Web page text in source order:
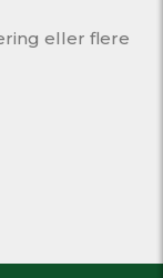
eller flere